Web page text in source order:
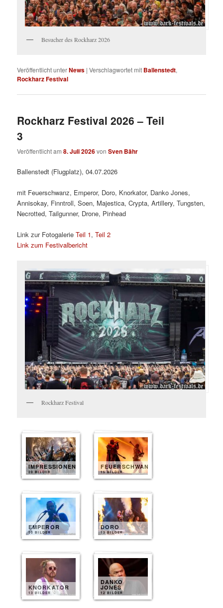
Besucher des Rockharz 2026
Veröffentlicht unterNews |Verschlagwortet mit Ballenstedt,
Rockharz Festival
Rockharz Festival 2026 – Teil
3
Veröffentlicht am8. Juli 2026vonSven Bähr
Ballenstedt (Flugplatz), 04.07.2026
mit Feuerschwanz, Emperor, Doro, Knorkator, Danko Jones,
Annisokay, Finntroll, Soen, Majestica, Crypta, Artillery, Tungsten,
Necrotted, Tailgunner, Drone, Pinhead
Link zur FotogalerieTeil 1,Teil 2
Link zum Festivalbericht
Rockharz Festival
IMPRESSIONEN
20 BILDER
FEUERSCHWANZ
15 BILDER
EMPEROR
10 BILDER
DORO
13 BILDER
KNORKATOR
13 BILDER
DANKO
JONES
12 BILDER